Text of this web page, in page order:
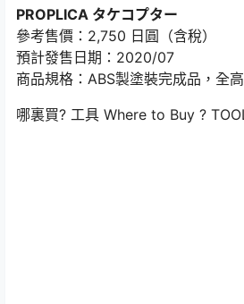
PROPLICA タケコプター
參考售價：2,750 日圓（含稅）
預計發售日期：2020/07
商品規格：ABS製塗裝完成品，全
哪裏買? 工具 Where to Buy ?